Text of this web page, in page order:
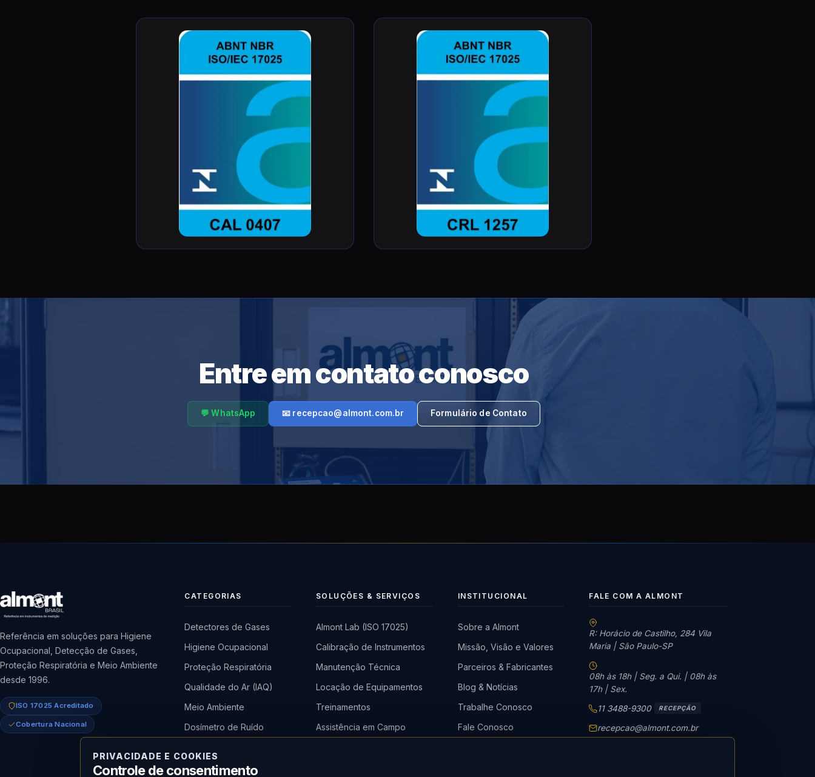
Entre em contato conosco
💬 WhatsApp 📧 recepcao@almont.com.br Formulário de Contato
Referência em soluções para Higiene
Ocupacional, Detecção de Gases,
Proteção Respiratória e Meio Ambiente
desde 1996.
ISO 17025 Acreditado
Cobertura Nacional
CATEGORIAS
Detectores de Gases
Higiene Ocupacional
Proteção Respiratória
Qualidade do Ar (IAQ)
Meio Ambiente
Dosímetro de Ruído
Medidor de Radiação
SOLUÇÕES & SERVIÇOS
Almont Lab (ISO 17025)
Calibração de Instrumentos
Manutenção Técnica
Locação de Equipamentos
Treinamentos
Assistência em Campo
INSTITUCIONAL
Sobre a Almont
Missão, Visão e Valores
Parceiros & Fabricantes
Blog & Notícias
Trabalhe Conosco
Fale Conosco
FALE COM A ALMONT
R: Horácio de Castilho, 284 Vila
Maria | São Paulo-SP
08h às 18h | Seg. a Qui. | 08h às
17h | Sex.
11 3488-9300 RECEPÇÃO
recepcao@almont.com.br
PRIVACIDADE E COOKIES
Controle de consentimento